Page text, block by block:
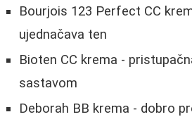
Bourjois 123 Perfect CC
ujednačava ten
Bioten CC krema -
sastavom
Deborah BB krema - dobro